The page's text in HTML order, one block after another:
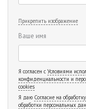
Прикрепить изображение
Ваше имя
Я согласен с Условиями
конфиденциальности и
cookies
Я даю Согласие на
обработки персональных